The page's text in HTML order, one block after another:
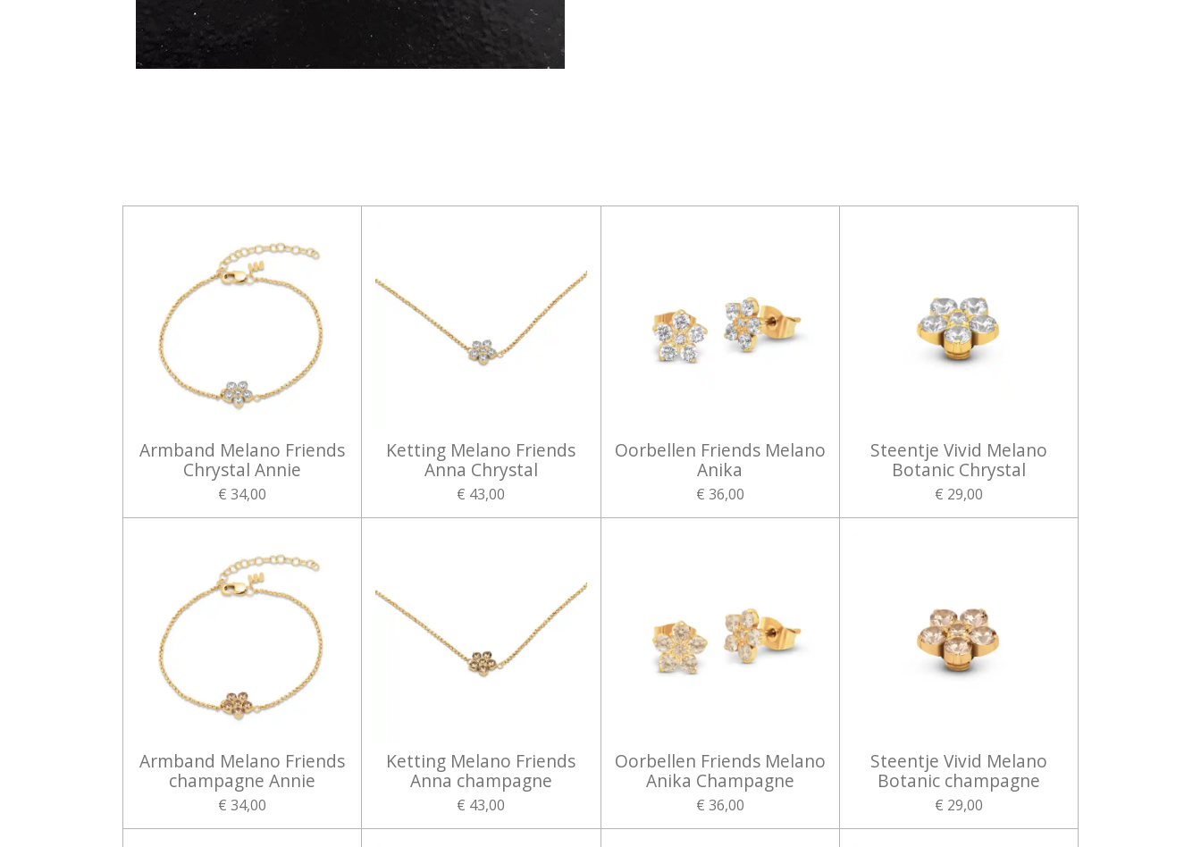
Armband Melano Friends
Chrystal Annie
€ 34,00
Ketting Melano Friends
Anna Chrystal
€ 43,00
Oorbellen Friends Melano
Anika
€ 36,00
Steentje Vivid Melano
Botanic Chrystal
€ 29,00
Armband Melano Friends
champagne Annie
€ 34,00
Ketting Melano Friends
Anna champagne
€ 43,00
Oorbellen Friends Melano
Anika Champagne
€ 36,00
Steentje Vivid Melano
Botanic champagne
€ 29,00